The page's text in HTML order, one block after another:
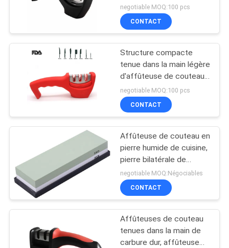
VISITE
L'USINE
CONTRÔLE
LA
QUALITÉ
NOUS
CONTACTER
d'affûteuse de couteau
d'étape de l'acier
inoxydable 3
negotiable MOQ:100 pcs
CONTACT
Structure compacte
tenue dans la main légère
d'affûteuse de couteau
qui respecte
l'environnement
negotiable MOQ:100 pcs
CONTACT
Affûteuse de couteau en
pierre humide de cuisine,
pierre bilatérale de
Whetstone de couverts
de Whetstone
negotiable MOQ:Négociables
CONTACT
Affûteuses de couteau
tenues dans la main de
carbure dur, affûteuse